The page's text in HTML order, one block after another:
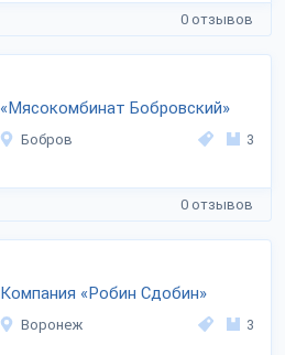
0 отзывов
«Мясокомбинат Бобровский»
Бобров 3
0 отзывов
Компания «Робин Сдобин»
Воронеж 3